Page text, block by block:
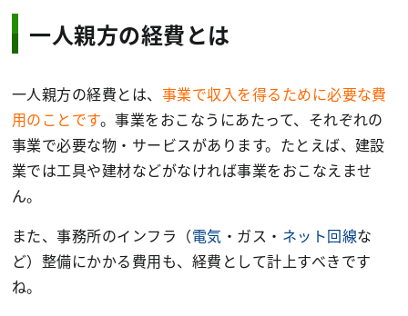
一人親方の経費とは
一人親方の経費とは、 事業で収入を得るために必要な費
用のことです。事業をおこなうにあたって、それぞれの
事業で必要な物・サービスがあります。たとえば、建設
業では工具や建材などがなければ事業をおこなえませ
ん。
また、事務所のインフラ（電気 ・ガス・ ネット回線な
ど）整備にかかる費用も、経費として計上すべきです
ね。